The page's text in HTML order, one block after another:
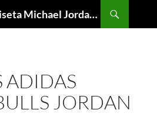
【Envío Gratis】Camiseta Michael Jordan NBA Barata
ADIDAS
JORDAN